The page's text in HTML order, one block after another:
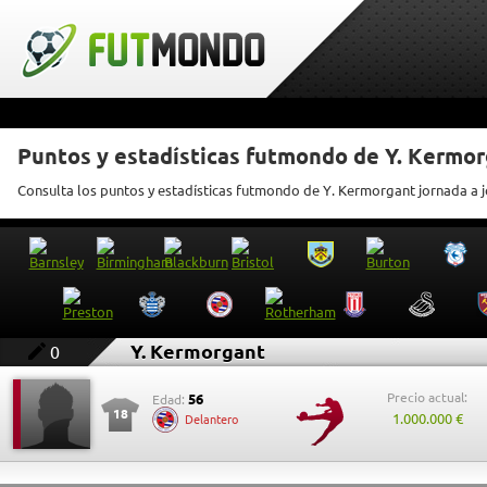
Puntos y estadísticas futmondo de Y.
Consulta los puntos y estadísticas futmondo de Y. Kermorgant jornada a
0 Y. Kermorgant
18
Edad: 56
Delantero
Precio actual:
1.000.000 €